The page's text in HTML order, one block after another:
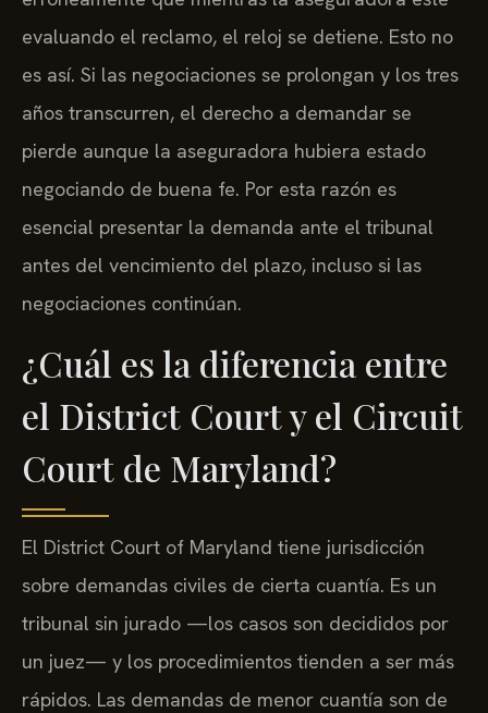
evaluando el reclamo, el reloj se detiene. Esto no
es así. Si las negociaciones se prolongan y los tres
años transcurren, el derecho a demandar se
pierde aunque la aseguradora hubiera estado
negociando de buena fe. Por esta razón es
esencial presentar la demanda ante el tribunal
antes del vencimiento del plazo, incluso si las
negociaciones continúan.
¿Cuál es la diferencia entre
el District Court y el Circuit
Court de Maryland?
El District Court of Maryland tiene jurisdicción
sobre demandas civiles de cierta cuantía. Es un
tribunal sin jurado —los casos son decididos por
un juez— y los procedimientos tienden a ser más
rápidos. Las demandas de menor cuantía son de